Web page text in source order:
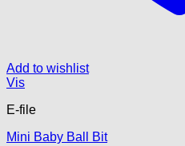
Add to wishlist
Vis
E-file
Mini Baby Ball Bit